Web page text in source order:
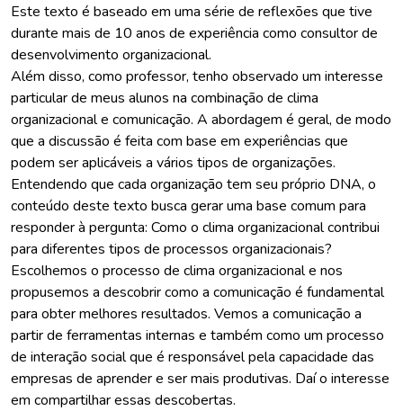
Este texto é baseado em uma série de reflexões que tive
durante mais de 10 anos de experiência como consultor de
desenvolvimento organizacional.
Além disso, como professor, tenho observado um interesse
particular de meus alunos na combinação de clima
organizacional e comunicação. A abordagem é geral, de modo
que a discussão é feita com base em experiências que
podem ser aplicáveis a vários tipos de organizações.
Entendendo que cada organização tem seu próprio DNA, o
conteúdo deste texto busca gerar uma base comum para
responder à pergunta: Como o clima organizacional contribui
para diferentes tipos de processos organizacionais?
Escolhemos o processo de clima organizacional e nos
propusemos a descobrir como a comunicação é fundamental
para obter melhores resultados. Vemos a comunicação a
partir de ferramentas internas e também como um processo
de interação social que é responsável pela capacidade das
empresas de aprender e ser mais produtivas. Daí o interesse
em compartilhar essas descobertas.